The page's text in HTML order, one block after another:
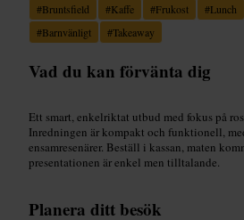
#Bruntsfield #Kaffe #Frukost #Lunch
#Barnvänligt #Takeaway
Vad du kan förvänta dig
Ett smart, enkelriktat utbud med fokus på
Inredningen är kompakt och funktionell,
ensamresenärer. Beställ i kassan, maten
presentationen är enkel men tilltalande.
Planera ditt besök